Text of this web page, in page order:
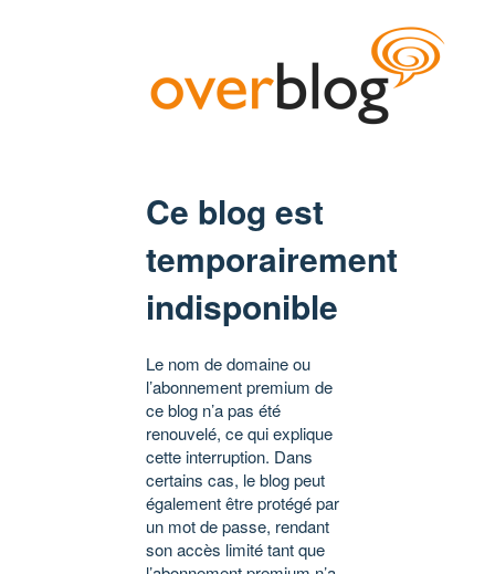
Ce blog est
temporairement
indisponible
Le nom de domaine ou
l’abonnement premium de
ce blog n’a pas été
renouvelé, ce qui explique
cette interruption. Dans
certains cas, le blog peut
également être protégé par
un mot de passe, rendant
son accès limité tant que